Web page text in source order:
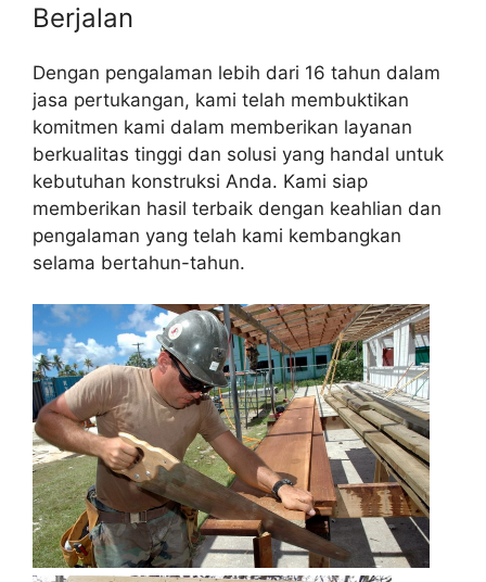
Berjalan
Dengan pengalaman lebih dari 16 tahun dalam
jasa pertukangan, kami telah membuktikan
komitmen kami dalam memberikan layanan
berkualitas tinggi dan solusi yang handal untuk
kebutuhan konstruksi Anda. Kami siap
memberikan hasil terbaik dengan keahlian dan
pengalaman yang telah kami kembangkan
selama bertahun-tahun.